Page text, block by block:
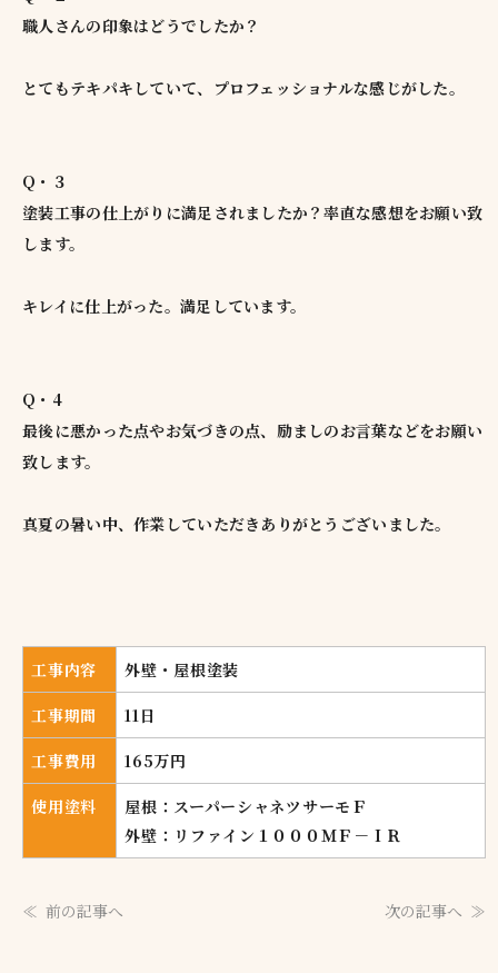
職人さんの印象はどうでしたか？
とてもテキパキしていて、プロフェッショナルな感じがした。
Q・３
塗装工事の仕上がりに満足されましたか？率直な感想をお願い致
します。
キレイに仕上がった。満足しています。
Q・4
最後に悪かった点やお気づきの点、励ましのお言葉などをお願い
致します。
真夏の暑い中、作業していただきありがとうございました。
工事内容 外壁・屋根塗装
工事期間 11日
工事費用 165万円
使用塗料
屋根：スーパーシャネツサーモＦ
外壁：リファイン１０００ＭＦ－ＩＲ
前の記事へ 次の記事へ